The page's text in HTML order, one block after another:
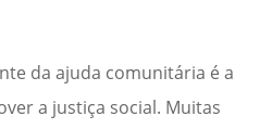
da ajuda comunitária é a
a justiça social. Muitas